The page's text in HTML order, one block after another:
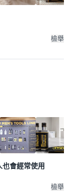
檢舉
會經常使用
檢舉